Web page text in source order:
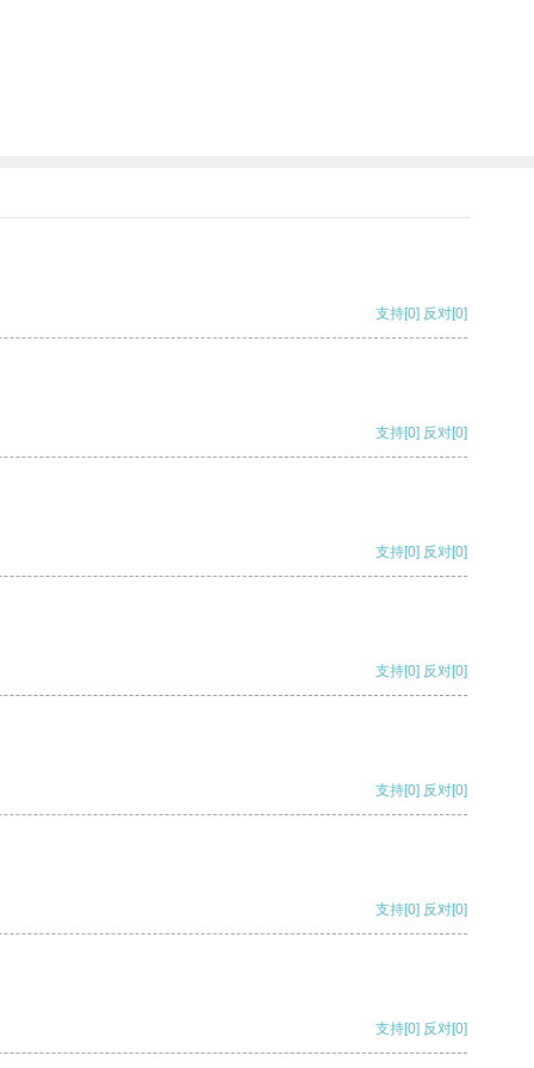
支持[0] 反对[0]
支持[0] 反对[0]
支持[0] 反对[0]
支持[0] 反对[0]
支持[0] 反对[0]
支持[0] 反对[0]
支持[0] 反对[0]